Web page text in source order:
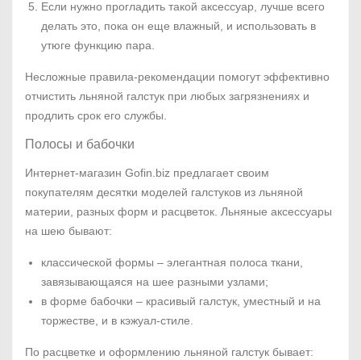
Если нужно прогладить такой аксессуар, лучше всего
делать это, пока он еще влажный, и использовать в
утюге функцию пара.
Несложные правила-рекомендации помогут эффективно
отчистить льняной галстук при любых загрязнениях и
продлить срок его службы.
Полосы и бабочки
Интернет-магазин Gofin.biz предлагает своим
покупателям десятки моделей галстуков из льняной
материи, разных форм и расцветок. Льняные аксессуары
на шею бывают:
классической формы – элегантная полоса ткани,
завязывающаяся на шее разными узлами;
в форме бабочки – красивый галстук, уместный и на
торжестве, и в кэжуал-стиле.
По расцветке и оформлению льняной галстук бывает: